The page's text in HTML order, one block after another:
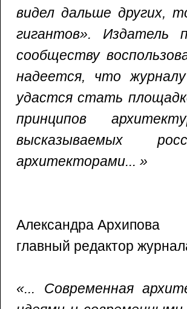
видел дальше других,
гигантов». Издатель
сообществу
надеется, что
удастся стать
принципов
высказываемых
архитекторами... »
Александра Архипова
главный редактор
«... Современная